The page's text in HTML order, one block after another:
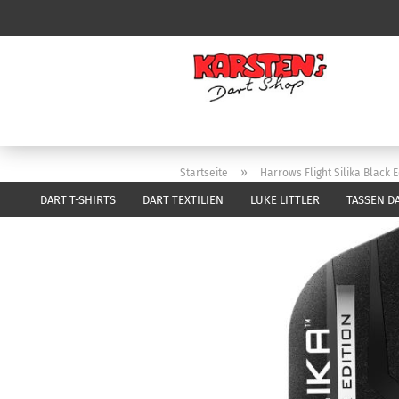
DART T-SHIRTS DART TEXTILIEN LUKE LITTLER TASSEN
Startseite » Harrows Flight Silika Black